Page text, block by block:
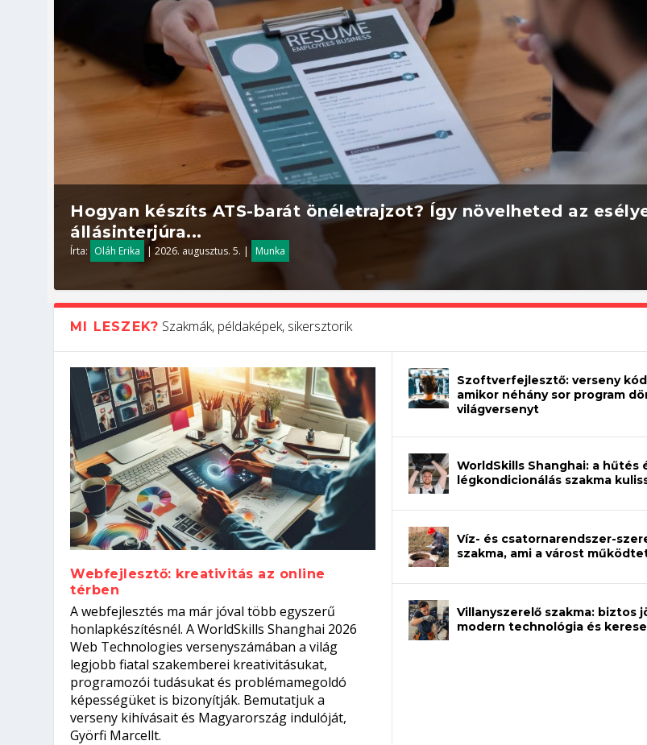
Hogyan készíts ATS-barát önéletrajzot? Így növelheted az
állásinterjúra...
Írta: Oláh Erika |2026. augusztus. 5. | Munka
Kitalálod, mire használják ezeket a gépeket?
Írta: Tóth Mónika |2026. augusztus. 4.| Kvíz
Nem sikerült az egyetemi felvételi? Tanulj szakmát!
Írta: Oláh Erika |2026. augusztus. 4.| Iskolák
Szoftverfejlesztő: verseny kódban – amikor néhány sor program
el a világversenyt...
Írta: Szakmát Szerzek | 2026. augusztus. 3.| Mi leszek?
Digitális detox – hogyan kapcsolódj ki telefon nélkül?
Írta: Oláh Erika |2026. augusztus. 3.| Egészség
MI LESZEK? Szakmák, példaképek, sikersztorik
Webfejlesztő: kreativitás az online
térben
A webfejlesztés ma már jóval több egyszerű
honlapkészítésnél. A WorldSkills Shanghai 2026
Web Technologies versenyszámában a világ
legjobb fiatal szakemberei kreativitásukat,
programozói tudásukat és problémamegoldó
képességüket is bizonyítják. Bemutatjuk a
verseny kihívásait és Magyarország indulóját,
Györfi Marcellt.
Szoftverfejlesztő: verseny
amikor néhány sor program
világversenyt
WorldSkills Shanghai: a hűtés
légkondicionálás szakma
Víz- és csatornarendszer-
szakma, ami a várost
Villanyszerelő szakma: biztos
modern technológia és